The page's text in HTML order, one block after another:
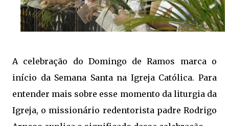
A celebração do Domingo de Ramos marca o
início da Semana Santa na Igreja Católica. Para
entender mais sobre esse momento da liturgia da
Igreja, o missionário redentorista padre Rodrigo